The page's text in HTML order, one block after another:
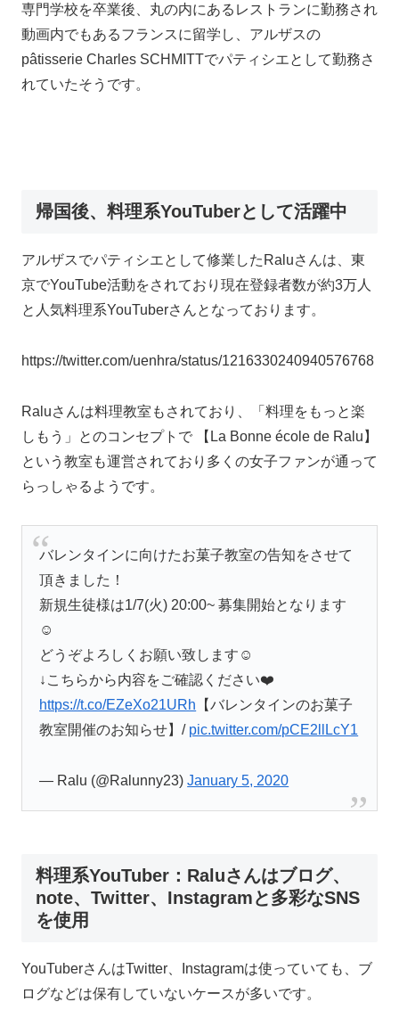
専門学校を卒業後、丸の内にあるレストランに勤務され
動画内でもあるフランスに留学し、アルザスの
pâtisserie Charles SCHMITTでパティシエとして勤務さ
れていたそうです。
帰国後、料理系YouTuberとして活躍中
アルザスでパティシエとして修業したRaluさんは、東
京でYouTube活動をされており現在登録者数が約3万人
と人気料理系YouTuberさんとなっております。
https://twitter.com/uenhra/status/1216330240940576768
Raluさんは料理教室もされており、「料理をもっと楽
しもう」とのコンセプトで 【La Bonne école de Ralu】
という教室も運営されており多くの女子ファンが通って
らっしゃるようです。
バレンタインに向けたお菓子教室の告知をさせて
頂きました！
新規生徒様は1/7(火) 20:00~ 募集開始となります
☺️
どうぞよろしくお願い致します☺️
↓こちらから内容をご確認ください❤️
https://t.co/EZeXo21URh 【バレンタインのお菓子
教室開催のお知らせ】/ pic.twitter.com/pCE2llLcY1
— Ralu (@Ralunny23)January 5, 2020
料理系YouTuber：Raluさんはブログ、
note、Twitter、Instagramと多彩なSNS
を使用
YouTuberさんはTwitter、Instagramは使っていても、ブ
ログなどは保有していないケースが多いです。